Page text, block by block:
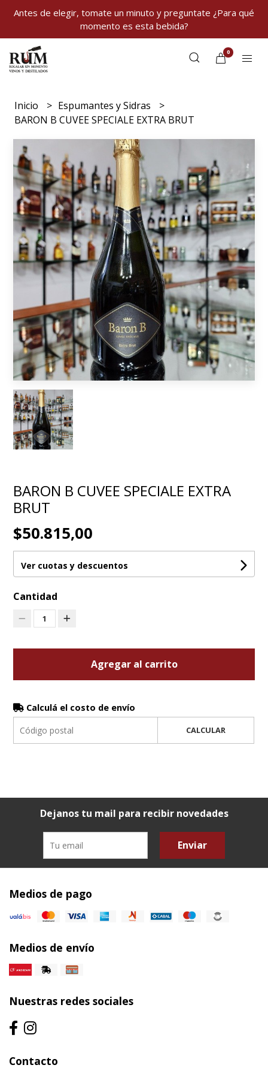
Antes de elegir, tomate un minuto y preguntate ¿Para qué
momento es esta bebida?
0
Inicio
Espumantes y Sidras
BARON B CUVEE SPECIALE EXTRA BRUT
BARON B CUVEE SPECIALE EXTRA
BRUT
$50.815,00
Ver cuotas y descuentos
Cantidad
1
Agregar al carrito
Calculá el costo de envío
CALCULAR
Dejanos tu mail para recibir novedades
Enviar
Medios de pago
Medios de envío
Nuestras redes sociales
Contacto